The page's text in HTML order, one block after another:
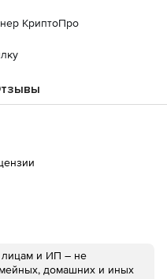
КриптоПро
лицам и ИП – не
домашних и иных